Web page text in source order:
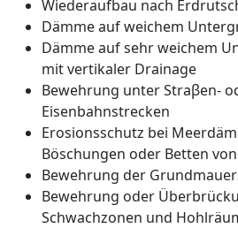
Wiederaufbau nach
Dämme auf weichem
Dämme auf sehr weichem
mit vertikaler Drainage
Bewehrung unter Straβen-
Eisenbahnstrecken
Erosionsschutz bei
Böschungen oder Betten
Bewehrung der
Bewehrung oder
Schwachzonen und